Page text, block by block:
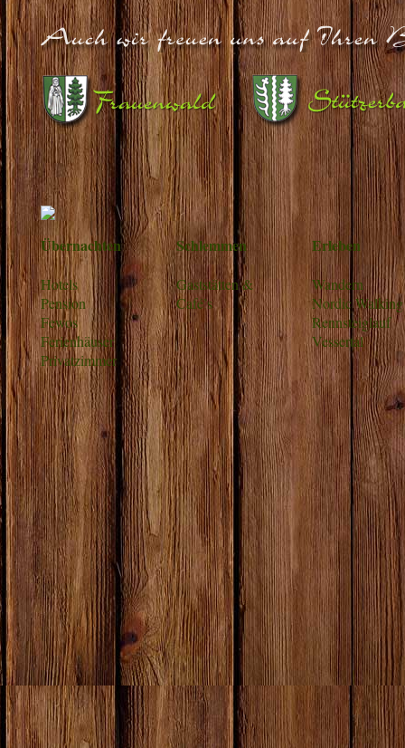
Übernachten
Hotels
Pension
Fewos
Ferienhäuser
Privatzimmer
Schlemmen
Gaststätten &
Café’s
Erleben
Wandern
Nordic Walking
Rennsteiglauf
Vessertal